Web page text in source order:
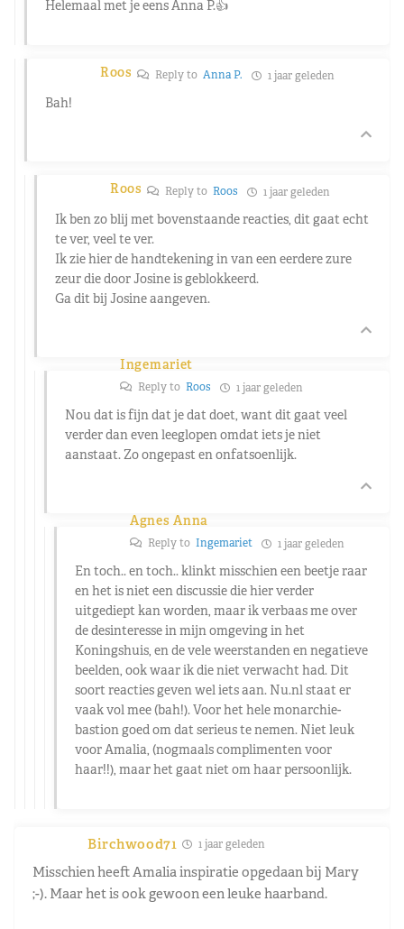
Helemaal met je eens Anna P.👍
Roos Reply to Anna P. 1 jaar geleden
Bah!
Roos Reply to Roos 1 jaar geleden
Ik ben zo blij met bovenstaande reacties, dit gaat echt
te ver, veel te ver.
Ik zie hier de handtekening in van een eerdere zure
zeur die door Josine is geblokkeerd.
Ga dit bij Josine aangeven.
Ingemariet
Reply to Roos 1 jaar geleden
Nou dat is fijn dat je dat doet, want dit gaat veel
verder dan even leeglopen omdat iets je niet
aanstaat. Zo ongepast en onfatsoenlijk.
Agnes Anna
Reply to Ingemariet 1 jaar geleden
En toch.. en toch.. klinkt misschien een beetje raar
en het is niet een discussie die hier verder
uitgediept kan worden, maar ik verbaas me over
de desinteresse in mijn omgeving in het
Koningshuis, en de vele weerstanden en negatieve
beelden, ook waar ik die niet verwacht had. Dit
soort reacties geven wel iets aan. Nu.nl staat er
vaak vol mee (bah!). Voor het hele monarchie-
bastion goed om dat serieus te nemen. Niet leuk
voor Amalia, (nogmaals complimenten voor
haar!!), maar het gaat niet om haar persoonlijk.
Birchwood71 1 jaar geleden
Misschien heeft Amalia inspiratie opgedaan bij Mary
;-). Maar het is ook gewoon een leuke haarband.